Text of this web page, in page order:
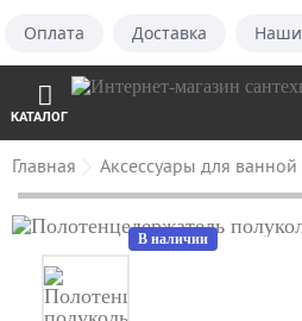
Оплата Доставка Наши
КАТАЛОГ
Главная Аксессуары для
В наличии